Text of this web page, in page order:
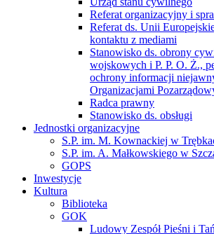
Referat organizacyjny i
Referat ds. Unii
kontaktu z mediami
Stanowisko ds. obrony
wojskowych i P. P. O. Ż.,
ochrony informacji
Organizacjami
Radca prawny
Stanowisko ds. obsługi
Jednostki organizacyjne
S.P. im. M. Kownackiej w
S.P. im. A. Małkowskiego w
GOPS
Inwestycje
Kultura
Biblioteka
GOK
Ludowy Zespół Pieśni i